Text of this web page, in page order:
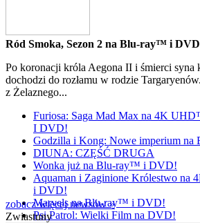
Ród Smoka, Sezon 2 na Blu-ray™ i
Po koronacji króla Aegona II i śmierci syna
dochodzi do rozłamu w rodzie
z Żelaznego...
Furiosa: Saga Mad Max na 4K
I DVD!
Godzilla i Kong: Nowe imperium
DIUNA: CZĘŚĆ DRUGA
Wonka już na Blu-ray™ i DVD!
Aquaman i Zaginione Królestwo
i DVD!
Marvels na Blu-ray™ i DVD!
Psi Patrol: Wielki Film na DVD!
zobacz więcej newsów »
Zwiastuny